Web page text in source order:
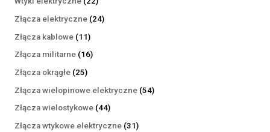
produkty
Złącza elektryczne 2424
Złącza kablowe 1111
produktów
Złącza militarne 1616
Złącza okrągłe 2525
produktów
Złącza wielopinowe elektryczne 5454
Złącza wielostykowe 4444
produkty
Złącza wtykowe elektryczne 3131